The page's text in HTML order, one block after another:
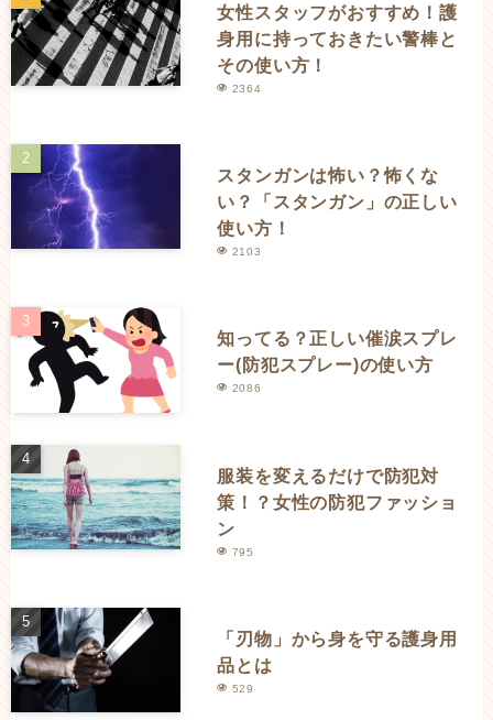
女性スタッフがおすすめ！護
身用に持っておきたい警棒と
その使い方！
2364
スタンガンは怖い？怖くな
い？「スタンガン」の正しい
使い方！
2103
知ってる？正しい催涙スプレ
ー(防犯スプレー)の使い方
2086
服装を変えるだけで防犯対
策！？女性の防犯ファッショ
ン
795
「刃物」から身を守る護身用
品とは
529